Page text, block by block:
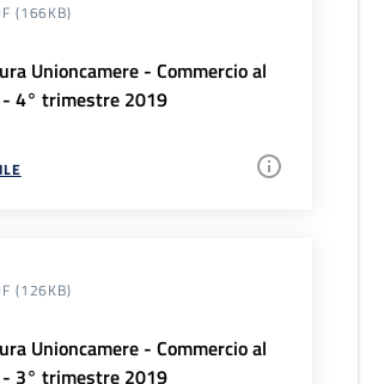
(166KB)
Unioncamere - Commercio al
4° trimestre 2019
(126KB)
Unioncamere - Commercio al
3° trimestre 2019